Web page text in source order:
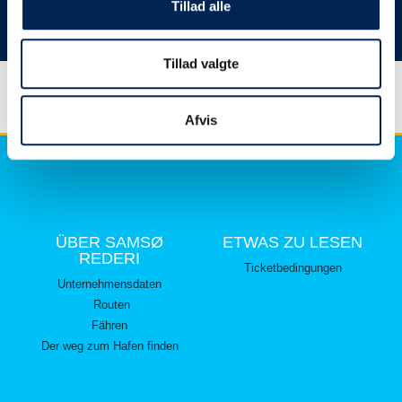
Tillad alle
Tillad valgte
Afvis
Vielen Dank für Ihr Verständnis.
ÜBER SAMSØ
REDERI
Unternehmensdaten
Routen
Fähren
Der weg zum Hafen finden
ETWAS ZU LESEN
Ticketbedingungen